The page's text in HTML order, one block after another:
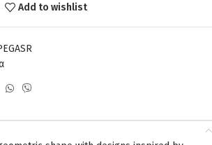
Add to wishlist